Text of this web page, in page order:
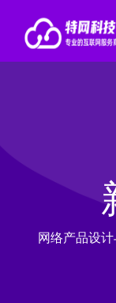
网络产品设